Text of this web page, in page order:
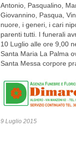
Antonio, Pasqualino,
Giovannino, Pasqua,
nuore, i generi, i cari
parenti tutti. I funerali
10 Luglio alle ore 9,00
Santa Maria La Palma
Santa Messa corpore
9 Luglio 2015